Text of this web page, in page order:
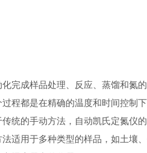
成样品处理、反应、蒸馏和氮的
都是在精确的温度和时间控制下
的手动方法，自动凯氏定氮仪的
用于多种类型的样品，如土壤、